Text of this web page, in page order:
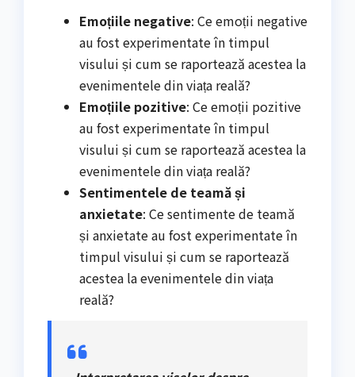
Emoțiile negative: Ce emoții negative
au fost experimentate în timpul
visului și cum se raportează acestea la
evenimentele din viața reală?
Emoțiile pozitive: Ce emoții pozitive
au fost experimentate în timpul
visului și cum se raportează acestea la
evenimentele din viața reală?
Sentimentele de teamă și
anxietate: Ce sentimente de teamă
și anxietate au fost experimentate în
timpul visului și cum se raportează
acestea la evenimentele din viața
reală?